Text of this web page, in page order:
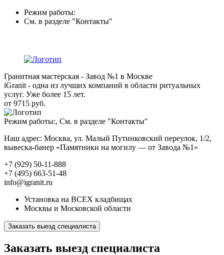
Режим работы:
См. в разделе "Контакты"
Гранитная мастерская - Завод №1 в Москве
iGranit - одна из лучших компаний в области ритуальных
услуг. Уже более 15 лет.
от 9715 руб.
Режим работы:, См. в разделе "Контакты"
Наш адрес: Москва, ул. Малый Путинковский переулок, 1/2,
вывеска-банер «Памятники на могилу — от Завода №1»
+7 (929) 50-11-888
+7 (495) 663-51-48
info@igranit.ru
Установка на ВСЕХ кладбищах
Москвы и Московской области
Заказать выезд специалиста
Заказать выезд специалиста